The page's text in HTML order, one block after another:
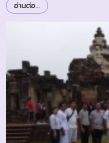
อ่านต่อ...